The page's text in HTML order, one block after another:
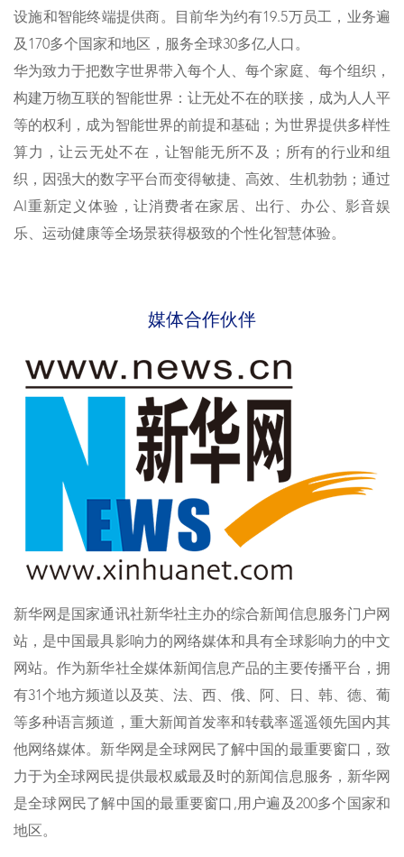
设施和智能终端提供商。目前华为约有19.5万员工，业务遍
及170多个国家和地区，服务全球30多亿人口。
华为致力于把数字世界带入每个人、每个家庭、每个组织，
构建万物互联的智能世界：让无处不在的联接，成为人人平
等的权利，成为智能世界的前提和基础；为世界提供多样性
算力，让云无处不在，让智能无所不及；所有的行业和组
织，因强大的数字平台而变得敏捷、高效、生机勃勃；通过
AI重新定义体验，让消费者在家居、出行、办公、影音娱
乐、运动健康等全场景获得极致的个性化智慧体验。
媒体合作伙伴
新华网是国家通讯社新华社主办的综合新闻信息服务门户网
站，是中国最具影响力的网络媒体和具有全球影响力的中文
网站。作为新华社全媒体新闻信息产品的主要传播平台，拥
有31个地方频道以及英、法、西、俄、阿、日、韩、德、葡
等多种语言频道，重大新闻首发率和转载率遥遥领先国内其
他网络媒体。新华网是全球网民了解中国的最重要窗口，致
力于为全球网民提供最权威最及时的新闻信息服务，新华网
是全球网民了解中国的最重要窗口,用户遍及200多个国家和
地区。